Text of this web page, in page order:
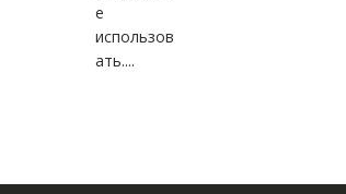
е
использов
ать....